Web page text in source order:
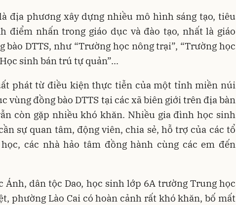
địa phương xây dựng nhiều mô hình sáng tạo, tiêu
điểm nhấn trong giáo dục và đào tạo, nhất là giáo
bào DTTS, như “Trường học nông trại”, “Trường học
sinh bán trú tự quản”...
phát từ điều kiện thực tiễn của một tỉnh miền núi
vùng đồng bào DTTS tại các xã biên giới trên địa bàn
còn gặp nhiều khó khăn. Nhiều gia đình học sinh
sự quan tâm, động viên, chia sẻ, hỗ trợ của các tổ
các nhà hảo tâm đồng hành cùng các em đến
Ánh, dân tộc Dao, học sinh lớp 6A trường Trung học
phường Lào Cai có hoàn cảnh rất khó khăn, bố mất